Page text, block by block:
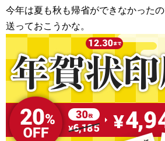
今年は夏も秋も帰省ができなかった
送っておこうかな。